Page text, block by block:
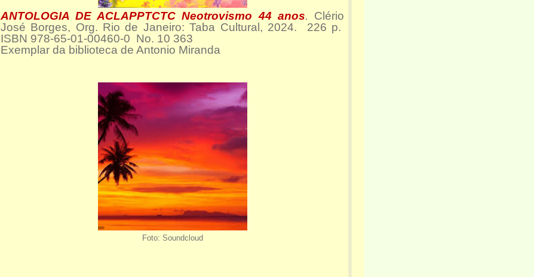
ANTOLOGIA DE ACLAPPTCTC Neotrovismo 44 anos. Clério
José Borges, Org. Rio de Janeiro: Taba Cultural, 2024. 226 p.
ISBN 978-65-01-00460-0 No. 10 363
Exemplar da biblioteca de Antonio Miranda
Foto: Soundcloud